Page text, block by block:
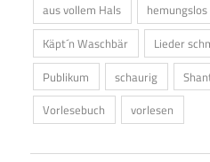
aus vollem Hals
Käpt´n Waschbär
Lieder
Publikum
schaurig
Vorlesebuch
vorlesen